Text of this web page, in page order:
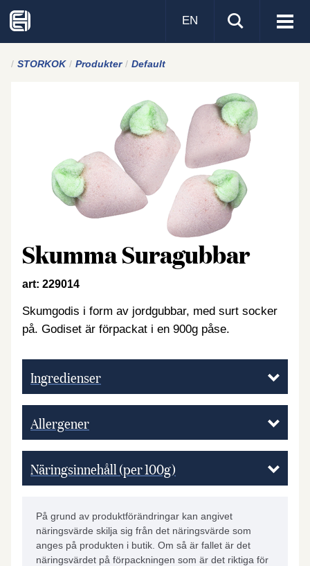
Visa
EN
STORKOK Produkter Default
Skumma Suragubbar
art: 229014
Skumgodis i form av jordgubbar, med surt socker
på. Godiset är förpackat i en 900g påse.
Ingredienser
Allergener
Näringsinnehåll (per 100g)
På grund av produktförändringar kan angivet
näringsvärde skilja sig från det näringsvärde som
anges på produkten i butik. Om så är fallet är det
näringsvärdet på förpackningen som är det riktiga för